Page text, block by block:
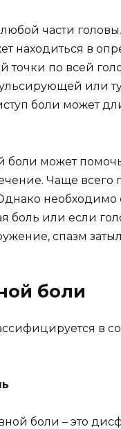
любой части
находиться в
точки по всей
или
боли может
боли может
Чаще всего
необходимо
боль или если
спазм
боли
в
боли – это